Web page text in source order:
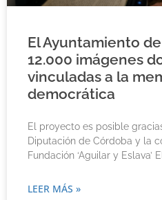
El Ayuntamiento
12.000 imágenes
vinculadas a la
democrática
El proyecto es posible
Diputación de Córdoba y la
Fundación ‘Aguilar y Eslava’
LEER MÁS »